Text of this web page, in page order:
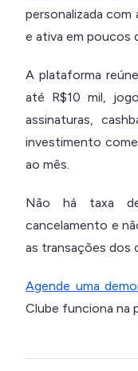
personalizada com
e ativa em poucos
A plataforma
até R$10 mil,
assinaturas,
investimento
ao mês.
Não há taxa
cancelamento e
as transações dos
Agende uma
Clube funciona na